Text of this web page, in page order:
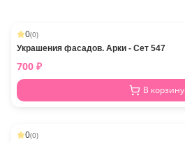
0(0)
Украшения фасадов. Арки - Сет 547
700 ₽
В корзину
0(0)